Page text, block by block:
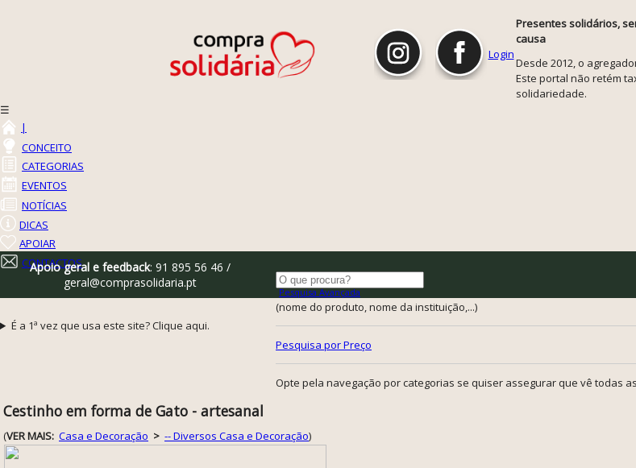
Login
Presentes solidários,
causa
Desde 2012, o
Este portal não retém
solidariedade.
☰
|
CONCEITO
CATEGORIAS
EVENTOS
NOTÍCIAS
DICAS
APOIAR
CONTACTOS
Pesquisa Avançada
(nome do produto, nome da instituição,...)
Pesquisa por Preço
Opte pela navegação por categorias se quiser assegurar que vê todas
Apoio geral e feedback: 91 895 56 46 /
geral@comprasolidaria.pt
É a 1ª vez que usa este site? Clique aqui.
Cestinho em forma de Gato - artesanal
(VER MAIS: Casa e Decoração > -- Diversos Casa e Decoração)